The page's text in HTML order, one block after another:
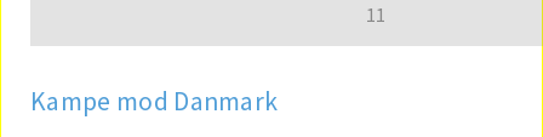
11
Kampe mod Danmark